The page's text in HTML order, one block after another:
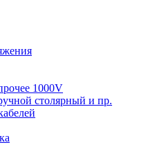
1000V
столярный и пр.